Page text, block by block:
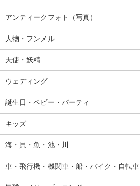
アンティークフォト（写真）
人物・フンメル
天使・妖精
ウェディング
誕生日・ベビー・パーティ
キッズ
海・貝・魚・池・川
車・飛行機・機関車・船・バイク・自転車